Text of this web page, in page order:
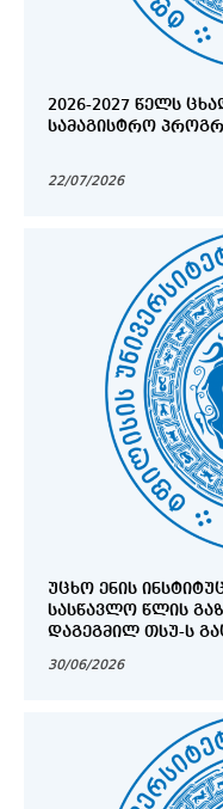
2026-2027 ᲬᲔᲚᲡ
ᲡᲐᲛᲐᲒᲘᲡᲢᲠᲝ
22/07/2026
ᲣᲪᲮᲝ ᲔᲜᲘᲡ
ᲡᲐᲡᲬᲐᲕᲚᲝ ᲬᲚᲘᲡ
ᲓᲐᲒᲔᲒᲛᲘᲚ ᲗᲡᲣ-Ს
ᲡᲢᲣᲓᲔᲜᲢᲔᲑᲘᲡᲐᲗᲕᲘᲡ
30/06/2026